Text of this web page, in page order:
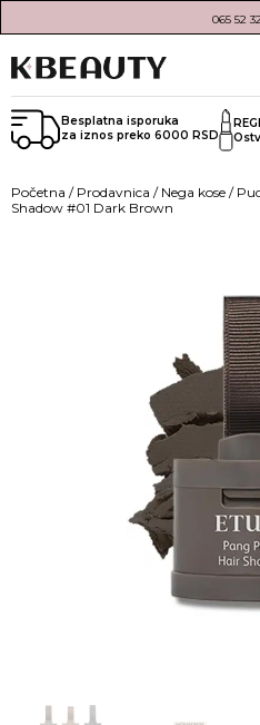
065 52
Besplatna isporuka
za iznos preko 6000 RSD
Početna / Prodavnica / Nega kose /
Shadow #01 Dark Brown